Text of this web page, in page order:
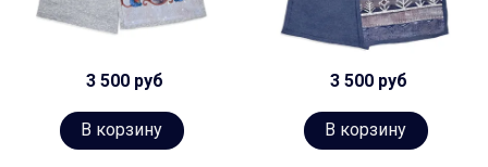
3 500 руб
В корзину
3 500 руб
В корзину